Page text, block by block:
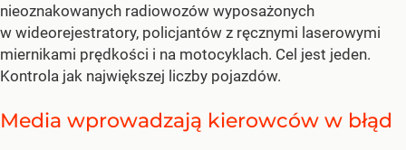
nieoznakowanych radiowozów wyposażonych
w wideorejestratory, policjantów z ręcznymi laserowymi
miernikami prędkości i na motocyklach. Cel jest jeden.
Kontrola jak największej liczby pojazdów.
Media wprowadzają kierowców w błąd